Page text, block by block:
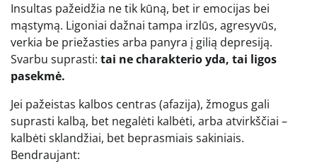
Insultas pažeidžia ne tik kūną, bet ir emocijas bei
mąstymą. Ligoniai dažnai tampa irzlūs, agresyvūs,
verkia be priežasties arba panyra į gilią depresiją.
Svarbu suprasti: tai ne charakterio yda, tai ligos
pasekmė.
Jei pažeistas kalbos centras (afazija), žmogus gali
suprasti kalbą, bet negalėti kalbėti, arba atvirkščiai –
kalbėti sklandžiai, bet beprasmiais sakiniais.
Bendraujant: